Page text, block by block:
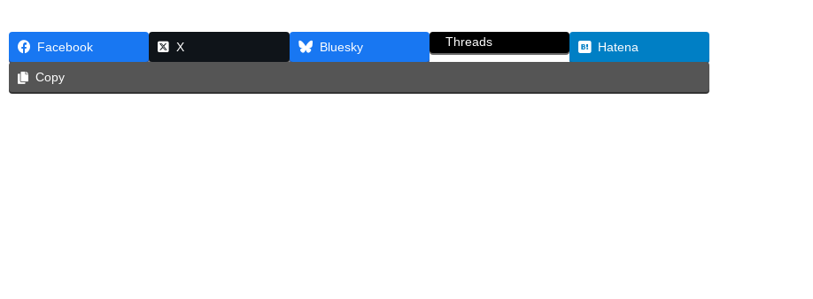
Facebook X Bluesky Threads Hatena
Copy